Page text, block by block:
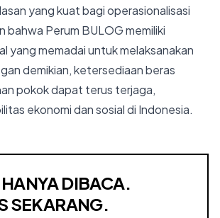
yang kuat bagi operasionalisasi
bahwa Perum BULOG memiliki
yang memadai untuk melaksanakan
demikian, ketersediaan beras
pokok dapat terus terjaga,
ekonomi dan sosial di Indonesia.
DIBACA.
SEKARANG.